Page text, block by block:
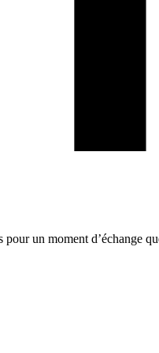
un moment d’échange